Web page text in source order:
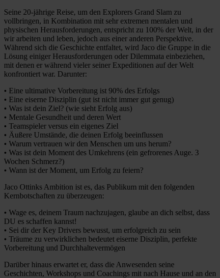
Seine 20-jährige Reise, um den Explorers Grand Slam zu
vollbringen, in Kombination mit sehr extremen mentalen und
physischen Herausforderungen, entspricht zu 100% der Welt, in der
wir arbeiten und leben, jedoch aus einer anderen Perspektive.
Während sich die Geschichte entfaltet, wird Jaco die Gruppe in die
Lösung einiger Herausforderungen oder Dilemmata einbeziehen,
mit denen er während vieler seiner Expeditionen auf der Welt
konfrontiert war. Darunter:
• Eine ultimative Vorbereitung ist 90% des Erfolgs
• Eine eiserne Disziplin (gut ist nicht immer gut genug)
• Was ist dein Ziel? (wie sieht Erfolg aus)
• Mentale Gesundheit und deren Wert
• Teamspieler versus ein eigenes Ziel
• Äußere Umstände, die deinen Erfolg beeinflussen
• Warum vertrauen wir den Menschen um uns herum?
• Was ist dein Moment des Umkehrens (ein gefrorenes Auge. 3
Wochen Schmerz?)
• Wann ist der Moment, um Erfolg zu feiern?
Jaco Ottinks Ambition ist es, das Publikum mit den folgenden
Kernbotschaften zu überzeugen:
• Wage es, deinem Traum nachzujagen, glaube an dich selbst, dass
DU es schaffen kannst!
• Sei dir der Key Drivers bewusst, um erfolgreich zu sein
• Träume zu verwirklichen bedeutet eiserne Disziplin, perfekte
Vorbereitung und Durchhaltevermögen
Darüber hinaus erwartet er, dass die Anwesenden seine
Geschichten, Workshops und Coachings mit nach Hause und an den